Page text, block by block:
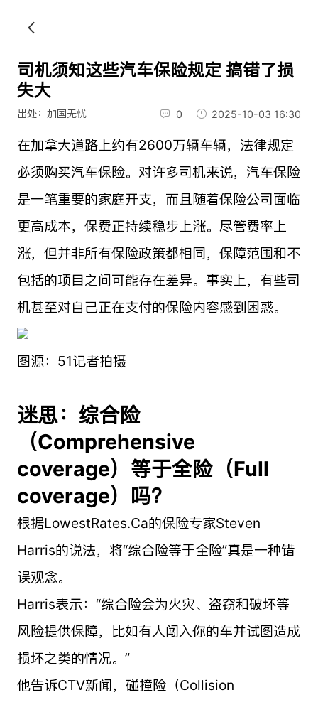
司机须知这些汽车保险规定 搞错了损
失大
出处：加国无忧 0 2025-10-03 16:30
在加拿大道路上约有2600万辆车辆，法律规定
必须购买汽车保险。对许多司机来说，汽车保险
是一笔重要的家庭开支，而且随着保险公司面临
更高成本，保费正持续稳步上涨。尽管费率上
涨，但并非所有保险政策都相同，保障范围和不
包括的项目之间可能存在差异。事实上，有些司
机甚至对自己正在支付的保险内容感到困惑。
图源：51记者拍摄
迷思：综合险
（Comprehensive
coverage）等于全险（Full
coverage）吗？
根据LowestRates.Ca的保险专家Steven
Harris的说法，将“综合险等于全险”真是一种错
误观念。
Harris表示：“综合险会为火灾、盗窃和破坏等
风险提供保障，比如有人闯入你的车并试图造成
损坏之类的情况。”
他告诉CTV新闻，碰撞险（Collision